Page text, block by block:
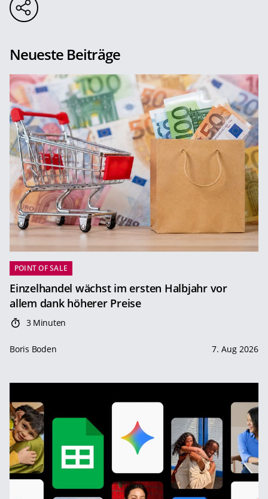
Neueste Beiträge
POINT OF SALE
Einzelhandel wächst im ersten Halbjahr vor
allem dank höherer Preise
3 Minuten
Boris Boden 7. Aug 2026